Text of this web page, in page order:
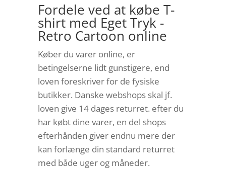
Fordele ved at købe T-
shirt med Eget Tryk -
Retro Cartoon online
Køber du varer online, er
betingelserne lidt gunstigere, end
loven foreskriver for de fysiske
butikker. Danske webshops skal jf.
loven give 14 dages returret. efter du
har købt dine varer, en del shops
efterhånden giver endnu mere der
kan forlænge din standard returret
med både uger og måneder.